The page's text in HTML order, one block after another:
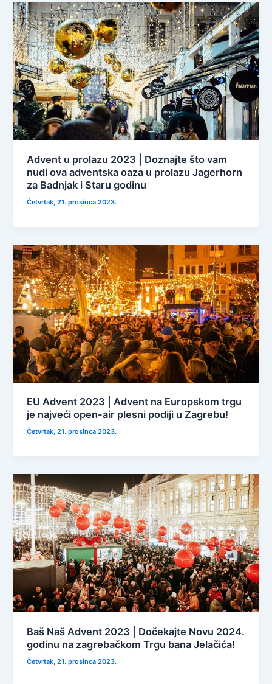
Advent u prolazu 2023 | Doznajte što vam
nudi ova adventska oaza u prolazu Jagerhorn
za Badnjak i Staru godinu
Četvrtak, 21. prosinca 2023.
EU Advent 2023 | Advent na Europskom trgu
je najveći open-air plesni podiji u Zagrebu!
Četvrtak, 21. prosinca 2023.
Baš Naš Advent 2023 | Dočekajte Novu 2024.
godinu na zagrebačkom Trgu bana Jelačića!
Četvrtak, 21. prosinca 2023.